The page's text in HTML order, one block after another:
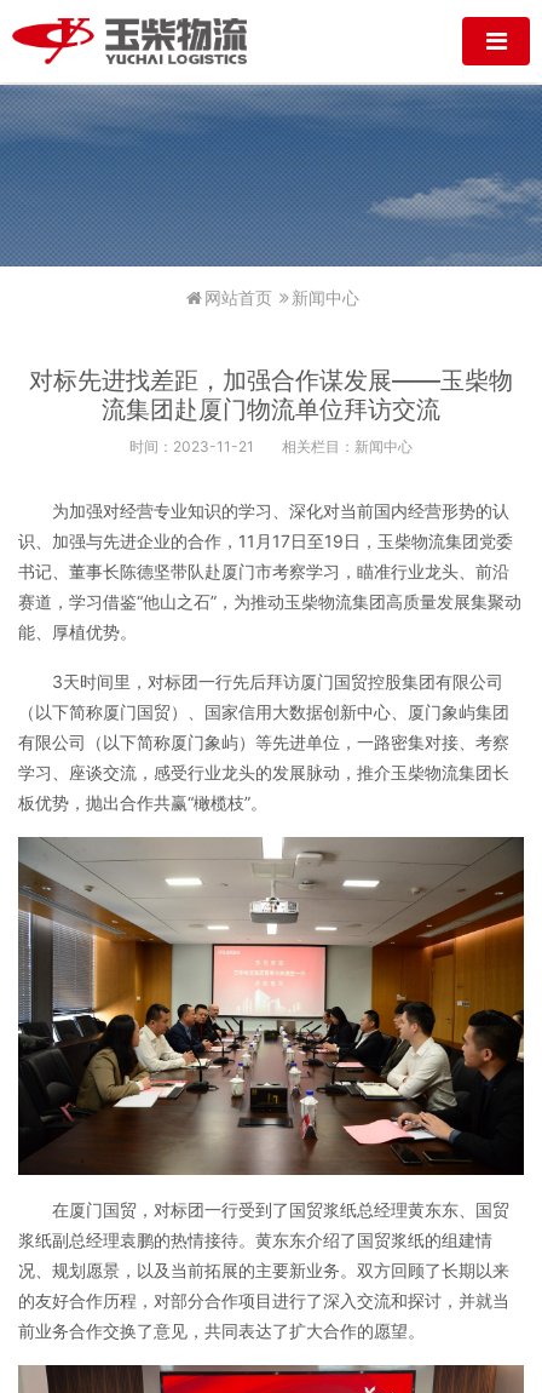
网站首页 新闻中心
对标先进找差距，加强合作谋发展——玉柴物
流集团赴厦门物流单位拜访交流
时间：2023-11-21 相关栏目：新闻中心
为加强对经营专业知识的学习、深化对当前国内经营形势的认
识、加强与先进企业的合作，11月17日至19日，玉柴物流集团党委
书记、董事长陈德坚带队赴厦门市考察学习，瞄准行业龙头、前沿
赛道，学习借鉴“他山之石”，为推动玉柴物流集团高质量发展集聚动
能、厚植优势。
3天时间里，对标团一行先后拜访厦门国贸控股集团有限公司
（以下简称厦门国贸）、国家信用大数据创新中心、厦门象屿集团
有限公司（以下简称厦门象屿）等先进单位，一路密集对接、考察
学习、座谈交流，感受行业龙头的发展脉动，推介玉柴物流集团长
板优势，抛出合作共赢“橄榄枝”。
在厦门国贸，对标团一行受到了国贸浆纸总经理黄东东、国贸
浆纸副总经理袁鹏的热情接待。黄东东介绍了国贸浆纸的组建情
况、规划愿景，以及当前拓展的主要新业务。双方回顾了长期以来
的友好合作历程，对部分合作项目进行了深入交流和探讨，并就当
前业务合作交换了意见，共同表达了扩大合作的愿望。